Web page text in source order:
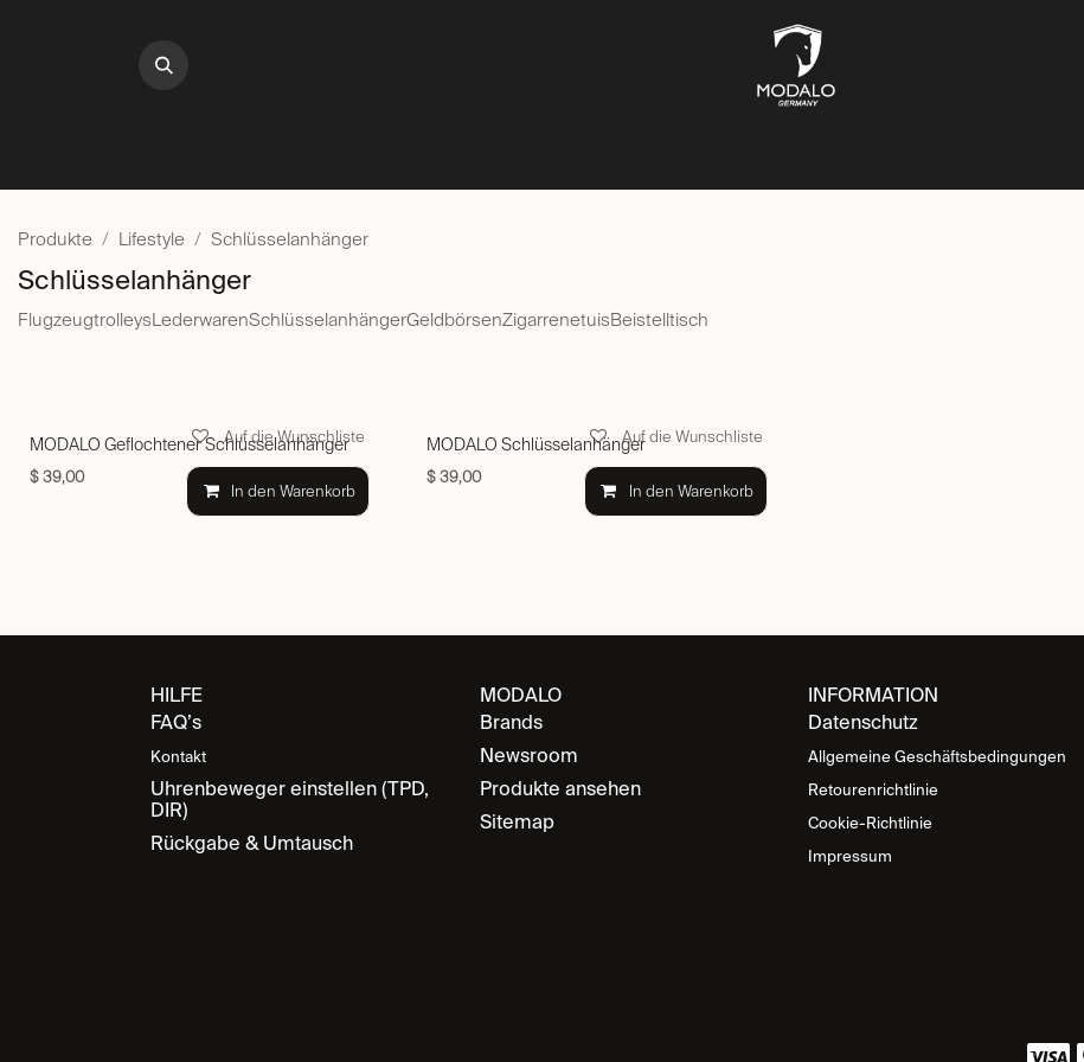
Produkte Lifestyle Schlüsselanhänger
Schlüsselanhänger
FlugzeugtrolleysLederwarenSchlüsselanhängerGeldbörsenZigarrenetuisBeistelltisch
MODALO Geflochtener Schlüsselanhänger
$39,00
In den Warenkorb
Auf die Wunschliste MODALO Schlüsselanhänger
$39,00
In den Warenkorb
Auf die Wunschliste
MODALO
Brands
Newsroom
Produkte ansehen
Sitemap
HILFE
FAQ’s
Kontakt
Uhrenbeweger einstellen (TPD,
DIR)
Rückgabe & Umtausch
INFORMATION
Datenschutz
Allgemeine Geschäftsbedingungen
Retourenrichtlinie
Cookie-Richtlinie
Impressum